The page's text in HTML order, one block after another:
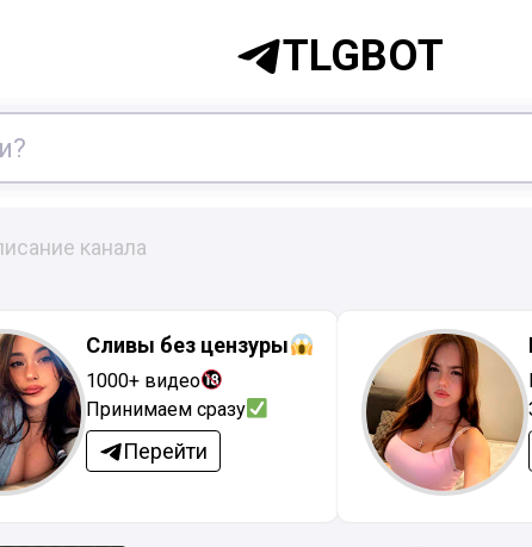
TLGBOT
канала
Сливы без цензуры
1000+ видео
Принимаем сразу
Перейти